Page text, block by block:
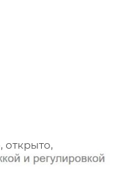
открыто,